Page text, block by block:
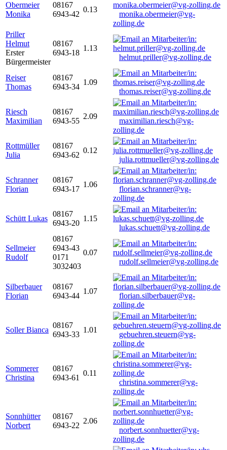
Obermeier
Monika
08167
6943-42
0.13
monika.obermeier@vg-
zolling.de
Priller
Helmut
Erster
Bürgermeister
08167
6943-18
1.13
helmut.priller@vg-zolling.de
Reiser
Thomas
08167
6943-34
1.09
thomas.reiser@vg-zolling.de
Riesch
Maximilian
08167
6943-55
2.09
maximilian.riesch@vg-
zolling.de
Rottmüller
Julia
08167
6943-62
0.12
julia.rottmueller@vg-zolling.de
Schranner
Florian
08167
6943-17
1.06
florian.schranner@vg-
zolling.de
Schütt Lukas
08167
6943-20
1.15
lukas.schuett@vg-zolling.de
Sellmeier
Rudolf
08167
6943-43
0171
3032403
0.07
rudolf.sellmeier@vg-zolling.de
Silberbauer
Florian
08167
6943-44
1.07
florian.silberbauer@vg-
zolling.de
Soller Bianca
08167
6943-33
1.01
gebuehren.steuern@vg-
zolling.de
Sommerer
Christina
08167
6943-61
0.11
christina.sommerer@vg-
zolling.de
Sonnhütter
Norbert
08167
6943-22
2.06
norbert.sonnhuetter@vg-
zolling.de